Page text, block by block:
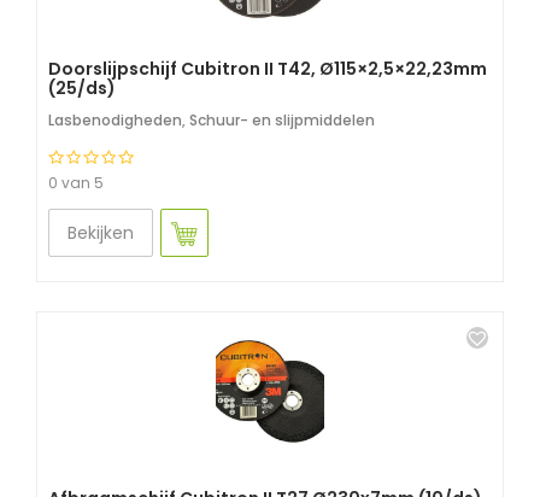
Doorslijpschijf Cubitron II T42, Ø115×2,5×22,23mm
(25/ds)
Lasbenodigheden, Schuur- en slijpmiddelen
0 van 5
Bekijken